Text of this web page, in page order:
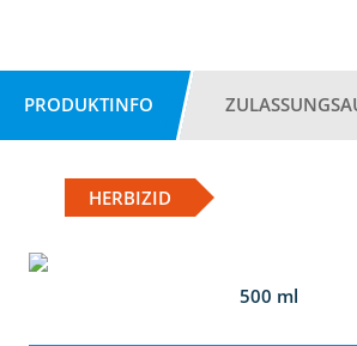
PRODUKTINFO
HERBIZID
500 ml